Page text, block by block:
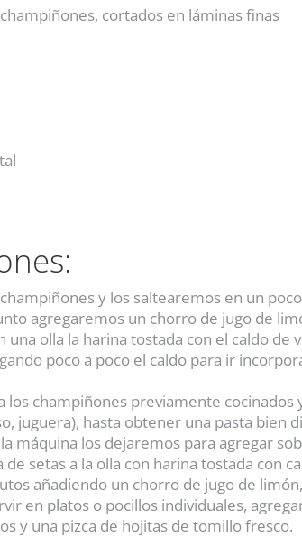
cortados en láminas finas
y los saltearemos en un
agregaremos un chorro de jugo de
una olla la harina tostada con el caldo de
poco a poco el caldo para ir
los champiñones previamente
juguera), hasta obtener una pasta bien
máquina los dejaremos para agregar
de setas a la olla con harina tostada con
añadiendo un chorro de jugo de
en platos o pocillos individuales,
y una pizca de hojitas de tomillo fresco.